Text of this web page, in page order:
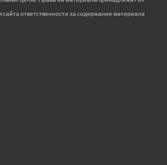
ответственности за содержание материала